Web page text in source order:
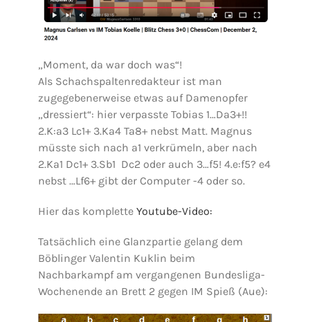
„Moment, da war doch was“!
Als Schachspaltenredakteur ist man
zugegebenerweise etwas auf Damenopfer
„dressiert“: hier verpasste Tobias 1…Da3+!!
2.K:a3 Lc1+ 3.Ka4 Ta8+ nebst Matt. Magnus
müsste sich nach a1 verkrümeln, aber nach
2.Ka1 Dc1+ 3.Sb1 Dc2 oder auch 3…f5! 4.e:f5? e4
nebst …Lf6+ gibt der Computer -4 oder so.
Hier das komplette Youtube-Video:
Tatsächlich eine Glanzpartie gelang dem
Böblinger Valentin Kuklin beim
Nachbarkampf am vergangenen Bundesliga-
Wochenende an Brett 2 gegen IM Spieß (Aue):